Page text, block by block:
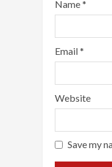
Name*
Email*
Website
Save my